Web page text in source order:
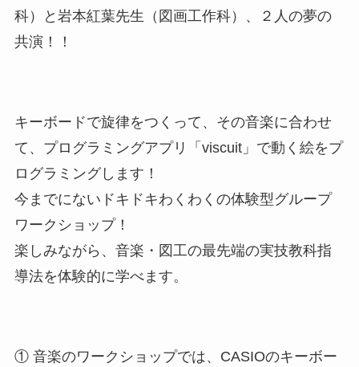
科）と岩本紅葉先生（図画工作科）、２人の夢の
共演！！
キーボードで旋律をつくって、その音楽に合わせ
て、プログラミングアプリ「viscuit」で動く絵をプ
ログラミングします！
今までにないドキドキわくわくの体験型グループ
ワークショップ！
楽しみながら、音楽・図工の最先端の実技教科指
導法を体験的に学べます。
① 音楽のワークショップでは、CASIOのキーボー